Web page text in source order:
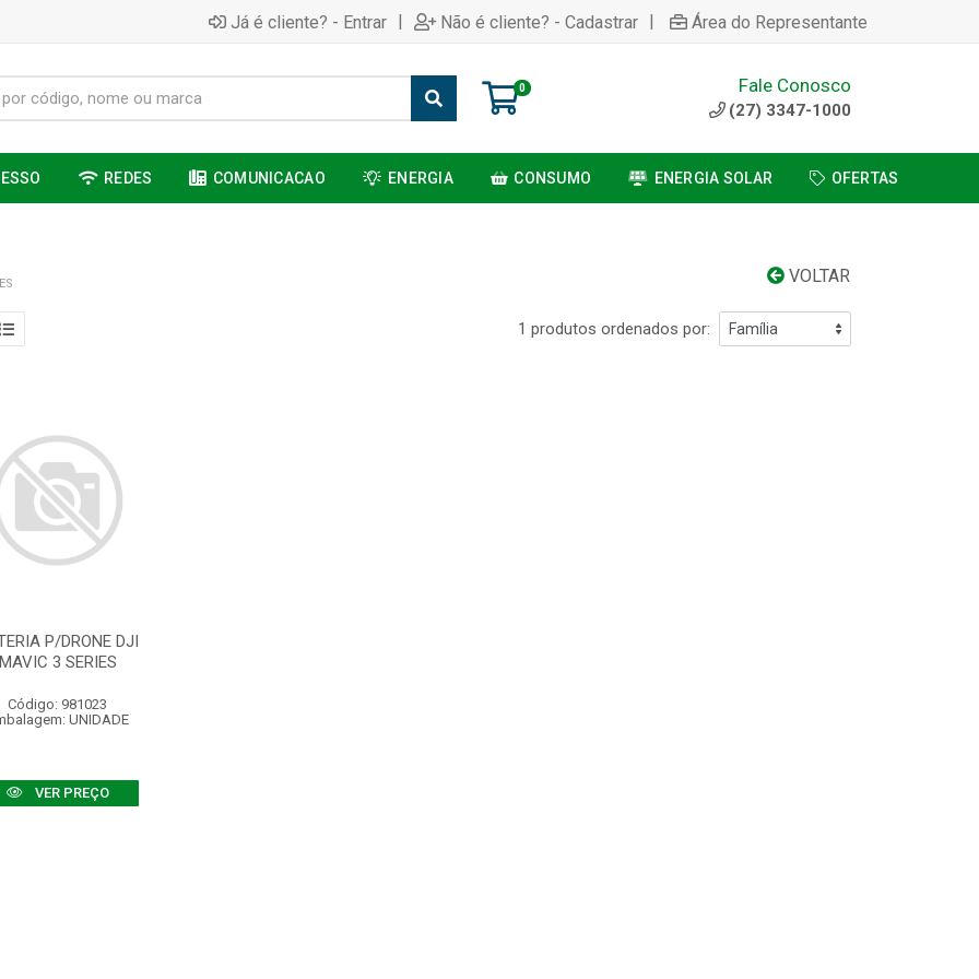
Já é cliente? - Entrar | Não é cliente? - Cadastrar | Área do Representante
0 Fale Conosco
(27) 3347-1000
REDES COMUNICACAO ENERGIA CONSUMO ENERGIA SOLAR OFERTAS
VOLTAR
1 produtos ordenados por:
P/DRONE DJI
3 SERIES
Código: 981023
UNIDADE
VER PREÇO